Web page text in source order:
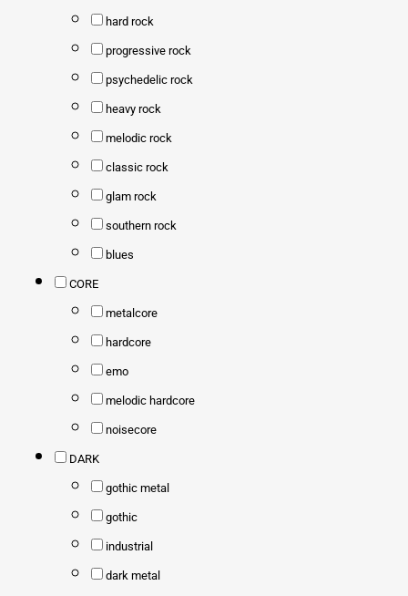
hard rock
progressive rock
psychedelic rock
heavy rock
melodic rock
classic rock
glam rock
southern rock
blues
CORE
metalcore
hardcore
emo
melodic hardcore
noisecore
DARK
gothic metal
gothic
industrial
dark metal